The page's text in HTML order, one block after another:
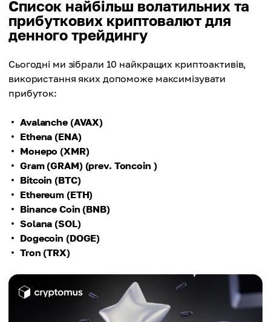
Список найбільш волатильних та
прибуткових криптовалют для
денного трейдингу
Сьогодні ми зібрали 10 найкращих криптоактивів,
використання яких допоможе максимізувати
прибуток:
Avalanche (AVAX)
Ethena (ENA)
Монеро (XMR)
Gram (GRAM) (prev. Toncoin )
Bitcoin (BTC)
Ethereum (ETH)
Binance Coin (BNB)
Solana (SOL)
Dogecoin (DOGE)
Tron (TRX)